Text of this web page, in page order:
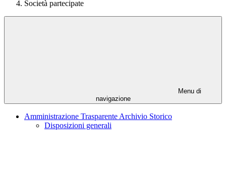
Società partecipate
Menu di
navigazione
Amministrazione Trasparente Archivio Storico
Disposizioni generali